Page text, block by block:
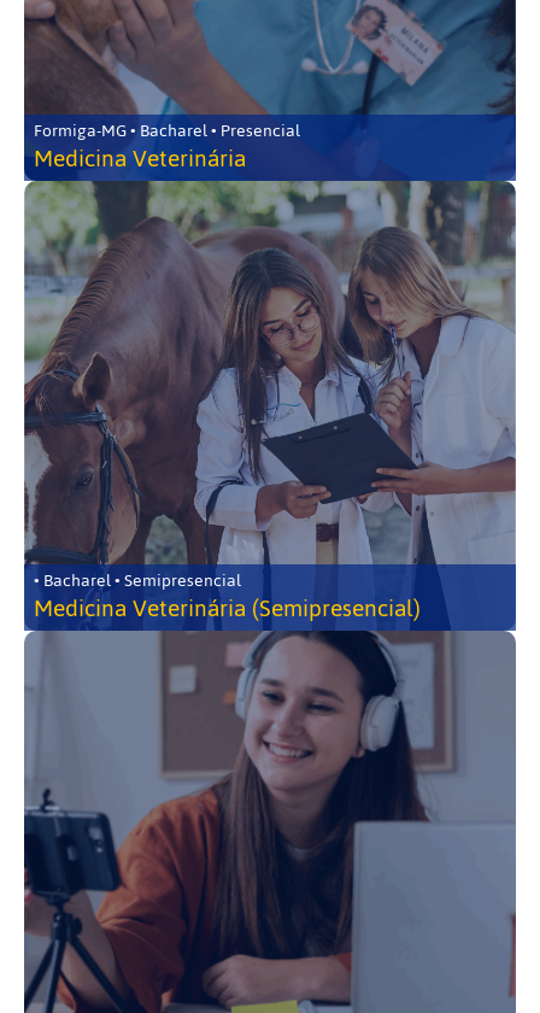
Formiga-MG • Bacharel • Presencial
Medicina Veterinária
• Bacharel • Semipresencial
Medicina Veterinária (Semipresencial)